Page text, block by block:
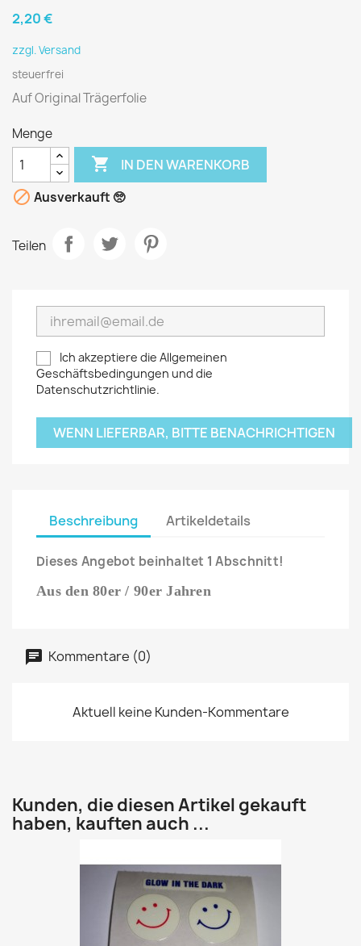
2,20 €
zzgl. Versand
steuerfrei
Auf Original Trägerfolie
Menge
 IN DEN WARENKORB
 Ausverkauft 🥺
Teilen
Ich akzeptiere die Allgemeinen
Geschäftsbedingungen und die
Datenschutzrichtlinie.
WENN LIEFERBAR, BITTE BENACHRICHTIGEN
Beschreibung Artikeldetails
Dieses Angebot beinhaltet 1 Abschnitt!
Aus den 80er / 90er Jahren
Kommentare (0)
Aktuell keine Kunden-Kommentare
Kunden, die diesen Artikel gekauft
haben, kauften auch ...